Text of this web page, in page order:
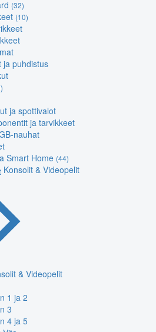
(32)
(10)
ja puhdistus
ja spottivalot
ja tarvikkeet
nauhat
Smart Home (44)
Konsolit & Videopelit
& Videopelit
1 ja 2
3
4 ja 5